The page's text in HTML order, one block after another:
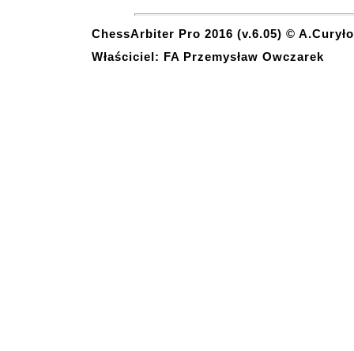
ChessArbiter Pro 2016 (v.6.05) © A.Curyło
Właściciel: FA Przemysław Owczarek